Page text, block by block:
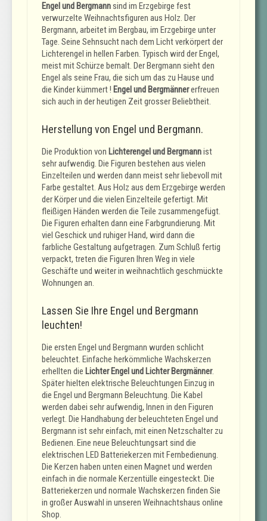
Engel und Bergmannsind im Erzgebirge fest
verwurzelte Weihnachtsfiguren aus Holz. Der
Bergmann, arbeitet im Bergbau, im Erzgebirge unter
Tage. Seine Sehnsucht nach dem Licht verkörpert der
Lichterengel in hellen Farben. Typisch wird der Engel,
meist mit Schürze bemalt. Der Bergmann sieht den
Engel als seine Frau, die sich um das zu Hause und
die Kinder kümmert ! Engel und Bergmännererfreuen
sich auch in der heutigen Zeit grosser Beliebtheit.
Herstellung von Engel und Bergmann.
Die Produktion von Lichterengel und Bergmannist
sehr aufwendig. Die Figuren bestehen aus vielen
Einzelteilen und werden dann meist sehr liebevoll mit
Farbe gestaltet. Aus Holz aus dem Erzgebirge werden
der Körper und die vielen Einzelteile gefertigt. Mit
fleißigen Händen werden die Teile zusammengefügt.
Die Figuren erhalten dann eine Farbgrundierung. Mit
viel Geschick und ruhiger Hand, wird dann die
farbliche Gestaltung aufgetragen. Zum Schluß fertig
verpackt, treten die Figuren Ihren Weg in viele
Geschäfte und weiter in weihnachtlich geschmückte
Wohnungen an.
Lassen Sie Ihre Engel und Bergmann
leuchten!
Die ersten Engel und Bergmann wurden schlicht
beleuchtet. Einfache herkömmliche Wachskerzen
erhellten die Lichter Engel und Lichter Bergmänner.
Später hielten elektrische Beleuchtungen Einzug in
die Engel und Bergmann Beleuchtung. Die Kabel
werden dabei sehr aufwendig, Innen in den Figuren
verlegt. Die Handhabung der beleuchteten Engel und
Bergmann ist sehr einfach, mit einen Netzschalter zu
Bedienen. Eine neue Beleuchtungsart sind die
elektrischen LED Batteriekerzen mit Fernbedienung.
Die Kerzen haben unten einen Magnet und werden
einfach in die normale Kerzentülle eingesteckt. Die
Batteriekerzen und normale Wachskerzen finden Sie
in großer Auswahl in unseren Weihnachtshaus online
Shop.